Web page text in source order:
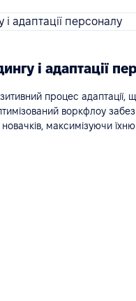
і адаптації
процес адаптації,
воркфлоу
максимізуючи їхню